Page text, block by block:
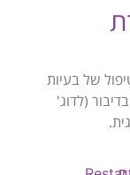
של בעיות
(לדוג'